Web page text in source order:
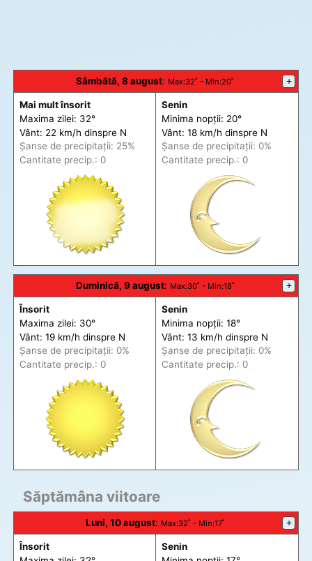
Sâmbătă, 8 august: Max:32˚ - Min:20˚ +
Mai mult însorit
Maxima zilei: 32°
Vânt: 22 km/h dinspre N
Șanse de precipitații: 25%
Cantitate precip.: 0
Senin
Minima nopții: 20°
Vânt: 18 km/h dinspre N
Șanse de precipitații: 0%
Cantitate precip.: 0
Duminică, 9 august: Max:30˚ - Min:18˚ +
Însorit
Maxima zilei: 30°
Vânt: 19 km/h dinspre N
Șanse de precipitații: 0%
Cantitate precip.: 0
Senin
Minima nopții: 18°
Vânt: 13 km/h dinspre N
Șanse de precipitații: 0%
Cantitate precip.: 0
Săptămâna viitoare
Luni, 10 august: Max:32˚ - Min:17˚ +
Însorit
Senin